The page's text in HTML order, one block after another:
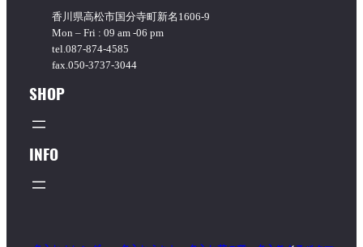
香川県高松市国分寺町新名1606-9
Mon – Fri : 09 am -06 pm
tel.087-874-4585
fax.050-3737-3044
SHOP
INFO